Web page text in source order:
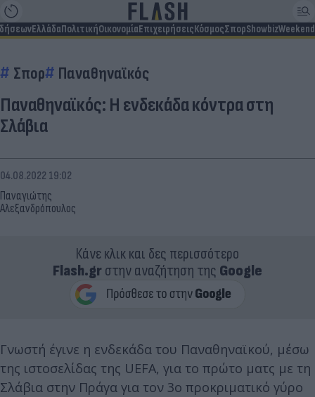
ΕλλάδαΠολιτικήΟικονομίαΕπιχειρήσειςΚόσμοςΣπορShowbizWeekend
Σπορ Παναθηναϊκός
Παναθηναϊκός: Η ενδεκάδα κόντρα στη
Σλάβια
Παναγιώτης
Αλεξανδρόπουλος
04.08.2022 19:02
Κάνε κλικ και δες περισσότερο
Flash.grστην αναζήτηση της Google
Γνωστή έγινε η ενδεκάδα του Παναθηναϊκού, μέσω
της ιστοσελίδας της UEFA, για το πρώτο ματς με τη
Σλάβια στην Πράγα για τον 3ο προκριματικό γύρο